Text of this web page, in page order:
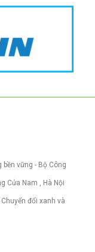
vững - Bộ Công
Cửa Nam , Hà Nội
đổi xanh và